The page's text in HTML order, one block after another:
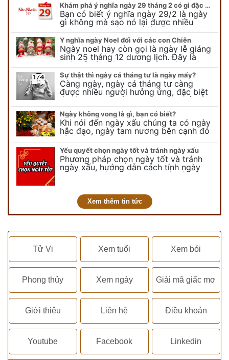
Khám phá ý nghĩa ngày 29 tháng 2 có gì đặc biệt?
Bạn có biết ý nghĩa ngày 29/2 là ngày
gì không mà sao nó lại được nhiều
người chú ý đến vậy. Tất cả mọi người
đều cho rằng đây…
Ý nghĩa ngày Noel đối với các con Chiên
Ngày noel hay còn gọi là ngày lễ giáng
sinh 25 tháng 12 dương lịch. Đây là
ngày lễ của bên thiên chúa giáo, ngày
lễ thiên chúa giáng sinh,…
Sự thật thì ngày cá tháng tư là ngày mấy?
Càng ngày, ngày cá tháng tư càng
được nhiều người hưởng ứng, đặc biệt
là các bạn trẻ bởi họ sẽ nghĩ ra đủ trò
vui chơi, tinh nghịch, hài…
Ngày không vong là gì, bạn có biết?
Khi nói đến ngày xấu chúng ta có ngày
hắc đạo, ngày tam nương bên cạnh đó
còn có ngày không vong. Tuy nhiên khi
nói đến ngày không vong…
Yếu quyết chọn ngày tốt và tránh ngày xấu
Phương pháp chọn ngày tốt và tránh
ngày xấu, hướng dẫn cách tính ngày
tốt, ngày xấu trong tháng để tiến hành
Xem thêm tin tức
Tử Vi Xem tuổi Xem bói
Phong thủy Xem ngày Giải mã giấc mơ
Giới thiệu Liên hệ Điều khoản
Youtube Facebook Linkedin